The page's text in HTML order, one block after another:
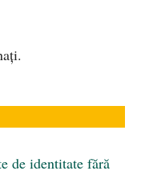
de identitate fără